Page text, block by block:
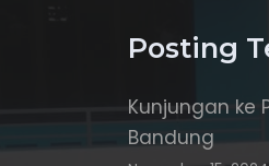
Posting
Kunjungan ke
Bandung